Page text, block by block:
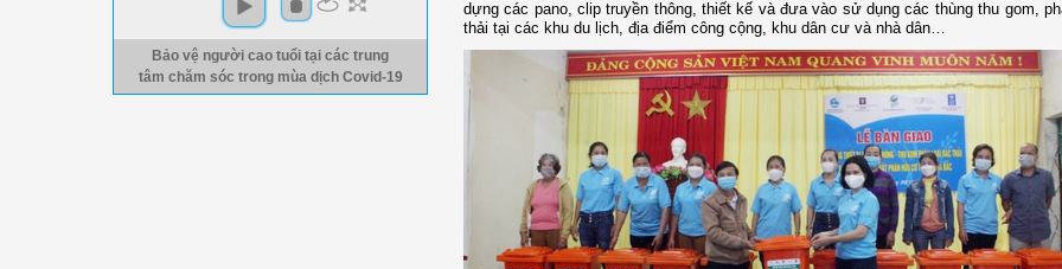
Bảo vệ người cao tuổi tại các trung
tâm chăm sóc trong mùa dịch Covid-19
dựng các pano, clip truyền thông, thiết kế và đưa vào sử dụng các thùng thu gom,
thải tại các khu du lịch, địa điểm công cộng, khu dân cư và nhà dân…